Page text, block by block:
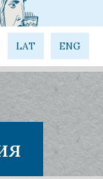
LAT ENG